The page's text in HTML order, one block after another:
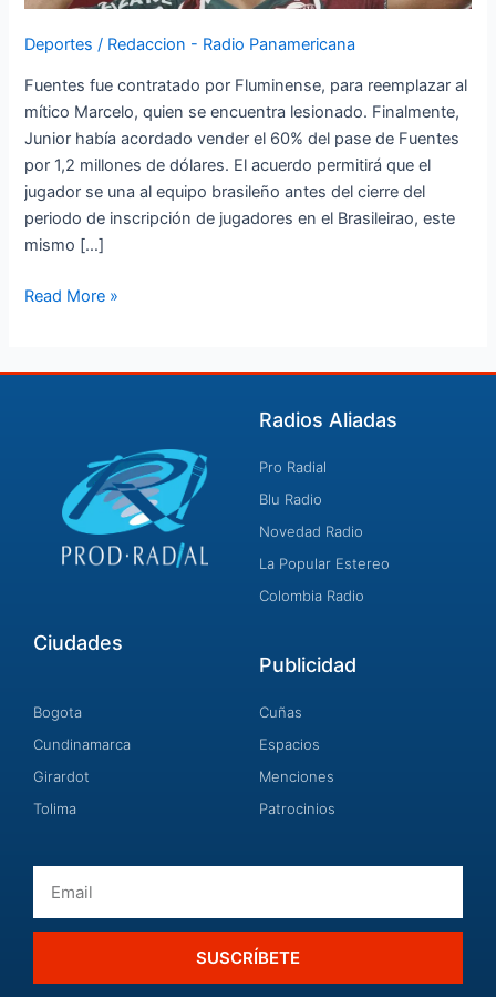
Deportes / Redaccion - Radio Panamericana
Fuentes fue contratado por Fluminense, para reemplazar al
mítico Marcelo, quien se encuentra lesionado. Finalmente,
Junior había acordado vender el 60% del pase de Fuentes
por 1,2 millones de dólares. El acuerdo permitirá que el
jugador se una al equipo brasileño antes del cierre del
periodo de inscripción de jugadores en el Brasileirao, este
mismo […]
Read More »
Radios Aliadas
Pro Radial
Blu Radio
Novedad Radio
La Popular Estereo
Colombia Radio
Ciudades
Bogota
Cundinamarca
Girardot
Tolima
Publicidad
Cuñas
Espacios
Menciones
Patrocinios
SUSCRÍBETE